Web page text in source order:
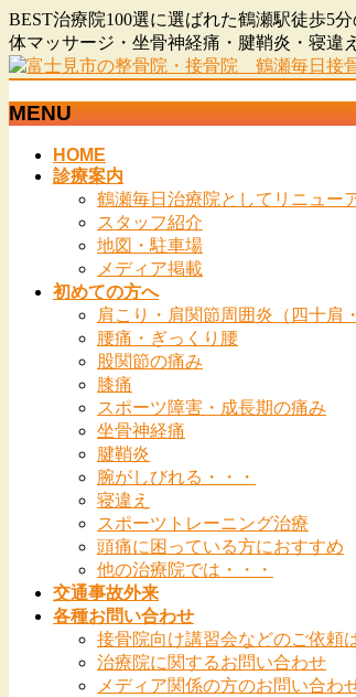
BEST治療院100選に選ばれた鶴瀬駅徒歩5
体マッサージ・坐骨神経痛・腱鞘炎・寝
MENU
HOME
診療案内
鶴瀬毎日治療院としてリニュー
スタッフ紹介
地図・駐車場
メディア掲載
初めての方へ
肩こり・肩関節周囲炎（四十肩
腰痛・ぎっくり腰
股関節の痛み
膝痛
スポーツ障害・成長期の痛み
坐骨神経痛
腱鞘炎
腕がしびれる・・・
寝違え
スポーツトレーニング治療
頭痛に困っている方におすすめ
他の治療院では・・・
交通事故外来
各種お問い合わせ
接骨院向け講習会などのご依頼
治療院に関するお問い合わせ
メディア関係の方のお問い合わ